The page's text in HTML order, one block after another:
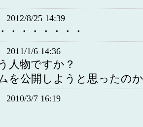
2012/8/25 14:39
・・・・・・・
2011/1/6 14:36
人物ですか？
を公開しようと思ったの
2010/3/7 16:19